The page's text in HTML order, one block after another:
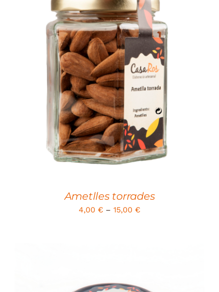
SELECT OPTIONS
DETAILS
Ametlles torrades
4,00 € – 15,00 €